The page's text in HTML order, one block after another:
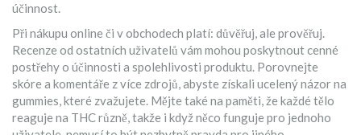
účinnost.
Při nákupu online či v obchodech platí: důvěřuj, ale prověřuj.
Recenze od ostatních uživatelů vám mohou poskytnout cenné
postřehy o účinnosti a spolehlivosti produktu. Porovnejte
skóre a komentáře z více zdrojů, abyste získali ucelený názor na
gummies, které zvažujete. Mějte také na paměti, že každé tělo
reaguje na THC různě, takže i když něco funguje pro jednoho